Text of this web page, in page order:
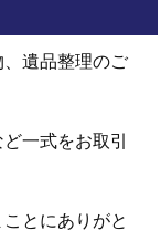
遺品整理のご
一式をお取引
とにありがと